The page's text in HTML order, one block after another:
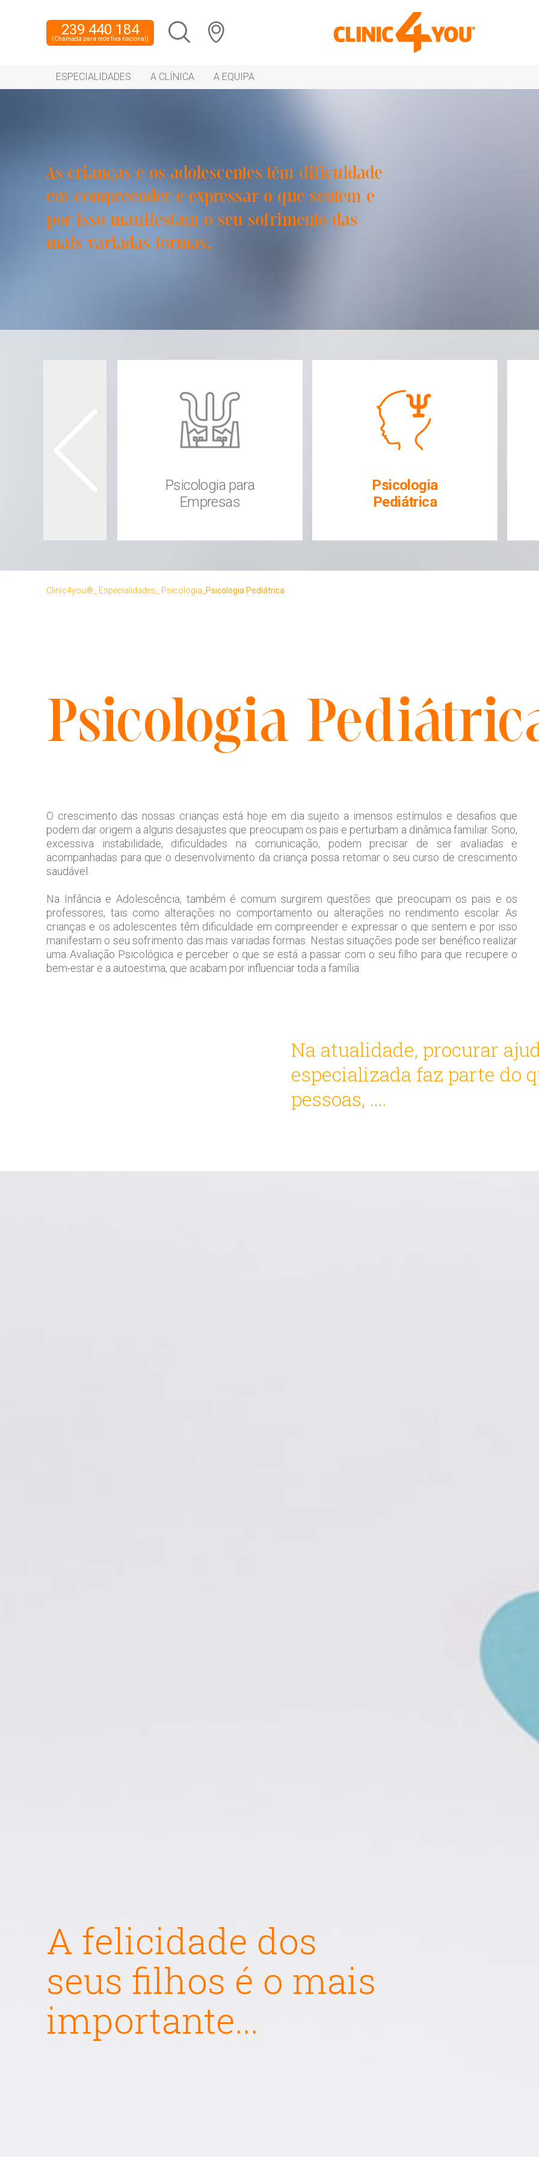
239 440 184
(Chamada para rede fixa nacional)
ESPECIALIDADES A CLÍNICA A EQUIPA
As crianças e os adolescentes têm dificuldade
em compreender e expressar o que sentem e
por isso manifestam o seu sofrimento das
mais variadas formas.
Psicologia
Neuropsicológica
Clinic4you® Especialidades Psicologia Psicologia Pediátrica
Psicologia
O crescimento das nossas crianças está hoje em dia sujeito a imensos estímulos e desafios que
podem dar origem a alguns desajustes que preocupam os pais e perturbam a dinâmica familiar. Sono,
excessiva instabilidade, dificuldades na comunicação, podem precisar de ser avaliadas e
acompanhadas para que o desenvolvimento da criança possa retomar o seu curso de crescimento
saudável.
Na Infância e Adolescência, também é comum surgirem questões que preocupam os pais e os
professores, tais como alterações no comportamento ou alterações no rendimento escolar.As
crianças e os adolescentes têm dificuldade em compreender e expressar o que sentem e por isso
manifestam o seu sofrimento das mais variadas formas. Nestas situações pode ser benéfico realizar
uma Avaliação Psicológica e perceber o que se está a passar com o seu filho para que recupere o
bem-estar e a autoestima, que acabam por influenciar toda a família.
Na atualidade, procurar
especializada faz parte do
pessoas, ....
A felicidade dos
seus filhos é o mais
importante...